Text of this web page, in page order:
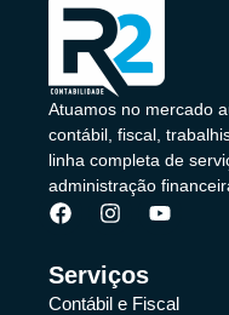
Atuamos no mercado
contábil, fiscal,
linha completa de
administração
Serviços
Contábil e Fiscal